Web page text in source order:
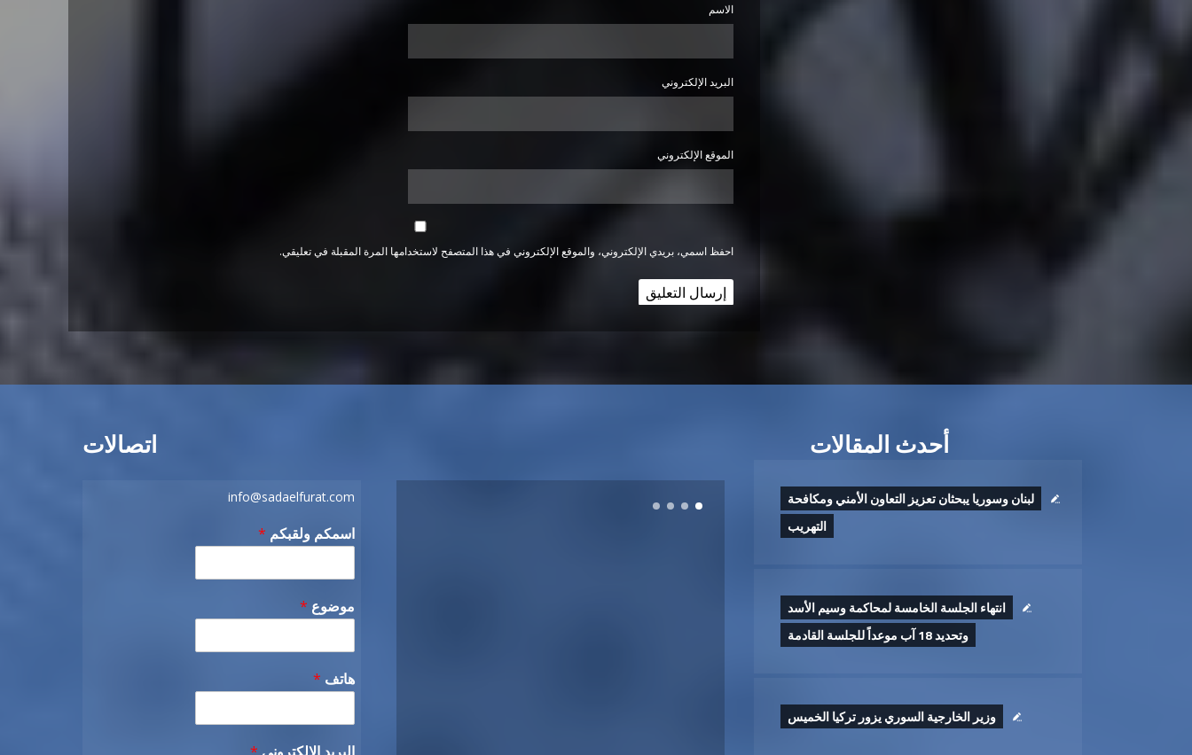
الاسم
البريد الإلكتروني
الموقع الإلكتروني
احفظ اسمي، بريدي الإلكتروني، والموقع الإلكتروني في هذا المتصفح لاستخدامها المرة المقبلة في تعليقي.
اتصالات
info@sadaelfurat.com
اسمكم ولقبكم *
موضوع *
هاتف *
البريد الإلكتروني *
أحدث المقالات
لبنان وسوريا يبحثان تعزيز التعاون الأمني ومكافحة
التهريب
انتهاء الجلسة الخامسة لمحاكمة وسيم الأسد
وتحديد 18 آب موعداً للجلسة القادمة
وزير الخارجية السوري يزور تركيا الخميس